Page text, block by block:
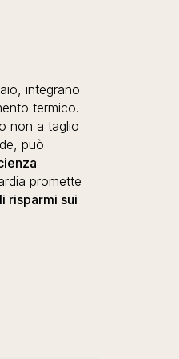
integrano
termico.
non a taglio
può
promette
risparmi sui